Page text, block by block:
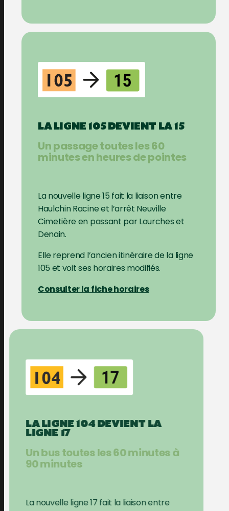
LA LIGNE 105 DEVIENT LA 15
Un passage toutes les 60
minutes en heures de pointes
La nouvelle ligne 15 fait la liaison entre
Haulchin Racine et l’arrêt Neuville
Cimetière en passant par Lourches et
Denain.
Elle reprend l’ancien itinéraire de la ligne
105 et voit ses horaires modifiés.
Consulter la fiche horaires
LA LIGNE 104 DEVIENT LA
LIGNE 17
Un bus toutes les 60 minutes à
90 minutes
La nouvelle ligne 17 fait la liaison entre